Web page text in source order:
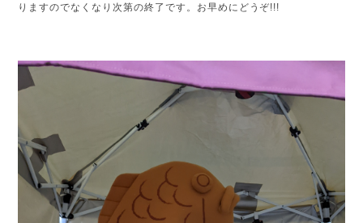
りますのでなくなり次第の終了です。お早めにどうぞ!!!